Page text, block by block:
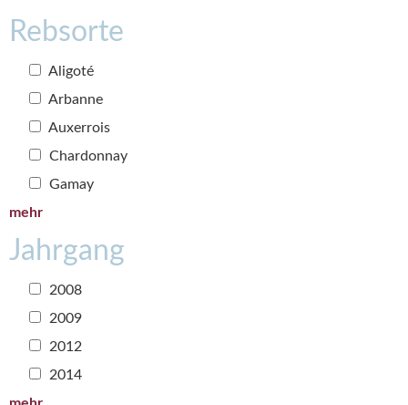
Rebsorte
Aligoté
Arbanne
Auxerrois
Chardonnay
Gamay
mehr
Jahrgang
2008
2009
2012
2014